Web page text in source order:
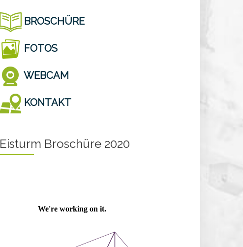
BROSCHÜRE
FOTOS
WEBCAM
KONTAKT
Eisturm Broschüre 2020